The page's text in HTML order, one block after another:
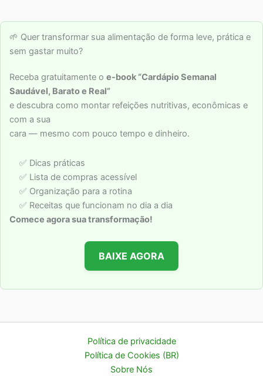
🌱 Quer transformar sua alimentação de forma leve, prática e
sem gastar muito?
Receba gratuitamente o e-book “Cardápio Semanal
Saudável, Barato e Real”
e descubra como montar refeições nutritivas, econômicas e
com a sua
cara — mesmo com pouco tempo e dinheiro.
✅ Dicas práticas
✅ Lista de compras acessível
✅ Organização para a rotina
✅ Receitas que funcionam no dia a dia
Comece agora sua transformação!
BAIXE AGORA
Política de privacidade
Política de Cookies (BR)
Sobre Nós